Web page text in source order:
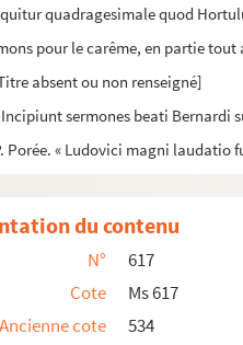
quadragesimale quod
pour le carême, en partie
absent ou non renseigné]
Incipiunt sermones beati
Porée. « Ludovici magni laudatio
du contenu
N°
617
Cote
Ms 617
Ancienne cote
534